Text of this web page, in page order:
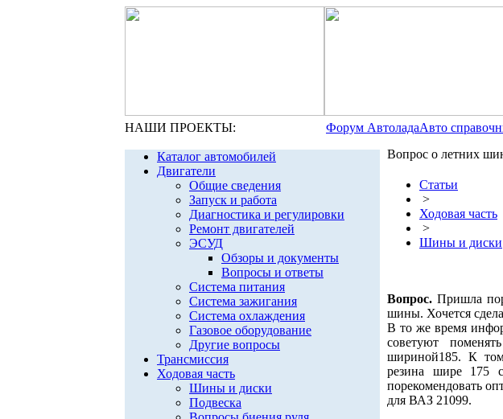
НАШИ ПРОЕКТЫ: Форум АвтоладаАвто
Каталог автомобилей
Двигатели
Общие сведения
Запуск и работа
Диагностика и регулировки
Ремонт двигателей
ЭСУД
Обзоры и документы
Вопросы и ответы
Система питания
Система зажигания
Система охлаждения
Газовое оборудование
Другие вопросы
Трансмиссия
Ходовая часть
Шины и диски
Подвеска
Вопрос о летних
Статьи
>
Ходовая часть
>
Шины и диски
Вопрос. Пришла
шины. Хочется
В то же время
советуют
шириной185. К
резина шире 175
порекомендовать
для ВАЗ 21099.